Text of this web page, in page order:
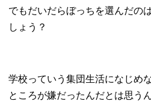
でもだいだらぼっちを選んだの
しょう？
学校っていう集団生活になじめ
ところが嫌だったんだとは思う